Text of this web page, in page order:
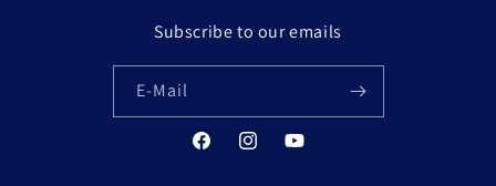
Subscribe to our emails
E-Mail
FacebookInstagramYouTube